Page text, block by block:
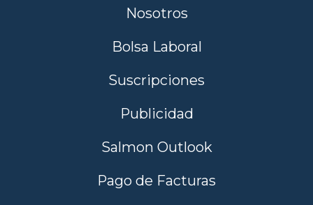
Nosotros
Bolsa Laboral
Suscripciones
Publicidad
Salmon Outlook
Pago de Facturas